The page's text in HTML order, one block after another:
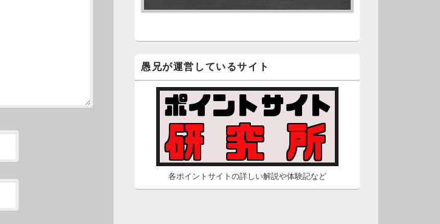
6/2 2:22（Dr.N）
新は難しいかもしれません。
5/26 2:52（Dr.N）
時間の都合が付かないため、5月26
日の更新は休みます。申し訳あり
ません。
5/23 16:32（Dr.N）
□ ■
□ ■
□ □
愚兄が運営しているサイト
各ポイントサイトの詳しい解説や体験記など